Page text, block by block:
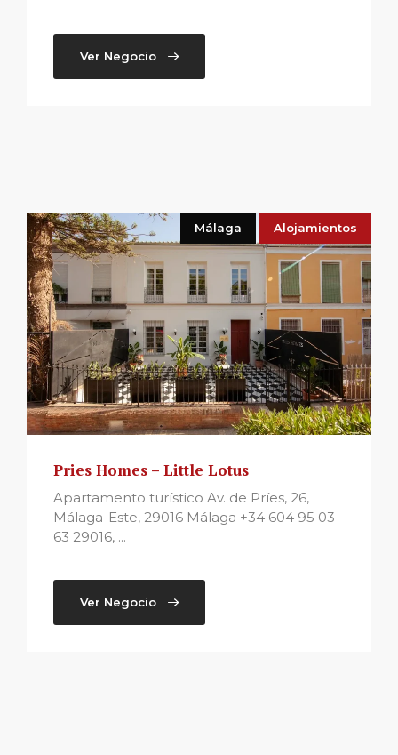
Ver Negocio
Málaga Alojamientos
Pries Homes – Little Lotus
Apartamento turístico Av. de Príes, 26,
Málaga-Este, 29016 Málaga +34 604 95 03
63 29016, ...
Ver Negocio